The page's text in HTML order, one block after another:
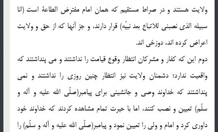
ولايت هستند و در صراط مستقيم كه همان امام مفترض الطاعة است (انا
سبيله الذى نصبنى للاتباع بعد نبيّه) قرار دارند، و جز آنها كه از حق و ولايت
اعراض كرده اند، دوزخى اند.
دوم اين كه كفار و مشركان انتظار وقوع قيامت را نداشتند و مى پنداشتند كه
واقعيت ندارد؛ دشمنان ولايت نيز انتظار چنين روزى را نداشتند و نمى
پنداشتند كه خداوند وصى و جانشينى براى پيامبر(صلّی الله علیه و آله و
سلّم) تعيين و نصب كنند، اما با حيرت تمام مشاهده كردند كه خداوند خود
داورى كرد و امام و ولى را تعيين نمود و پيامبر(صلّی الله علیه و آله و سلّم) را